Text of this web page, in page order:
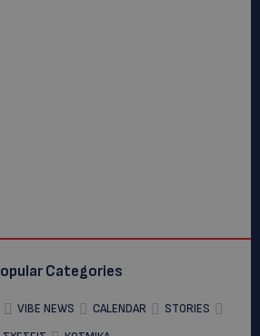
Categories
VIBE NEWS CALENDAR
STORIES